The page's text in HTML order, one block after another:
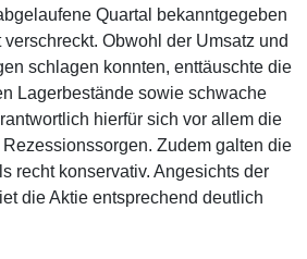
Quartal bekanntgegeben
Obwohl der Umsatz und
schlagen konnten, enttäuschte die
Lagerbestände sowie schwache
hierfür sich vor allem die
Zudem galten die
recht konservativ. Angesichts der
die Aktie entsprechend deutlich